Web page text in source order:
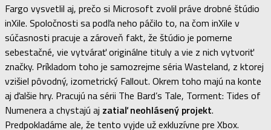
Fargo vysvetlil aj, prečo si Microsoft zvolil práve drobné štúdio
inXile. Spoločnosti sa podľa neho páčilo to, na čom inXile v
súčasnosti pracuje a zároveň fakt, že štúdio je pomerne
sebestačné, vie vytvárať originálne tituly a vie z nich vytvoriť
značky. Príkladom toho je samozrejme séria Wasteland, z ktorej
vzišiel pôvodný, izometrický Fallout. Okrem toho majú na konte
aj ďalšie hry. Pracujú na sérii The Bard’s Tale, Torment: Tides of
Numenera a chystajú aj zatiaľ neohlásený projekt.
Predpokladáme ale, že tento vyjde už exkluzívne pre Xbox.